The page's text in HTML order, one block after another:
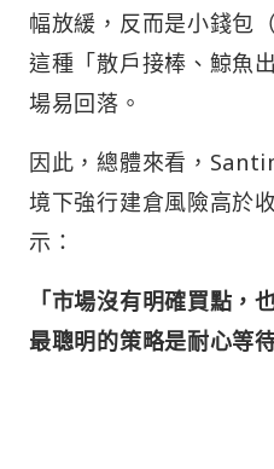
幅放緩，反而是小錢包
這種「散戶接棒、鯨魚
場易回落。
因此，總體來看，
境下強行建倉風險高於
示：
「市場沒有明確買點，
最聰明的策略是耐心等待